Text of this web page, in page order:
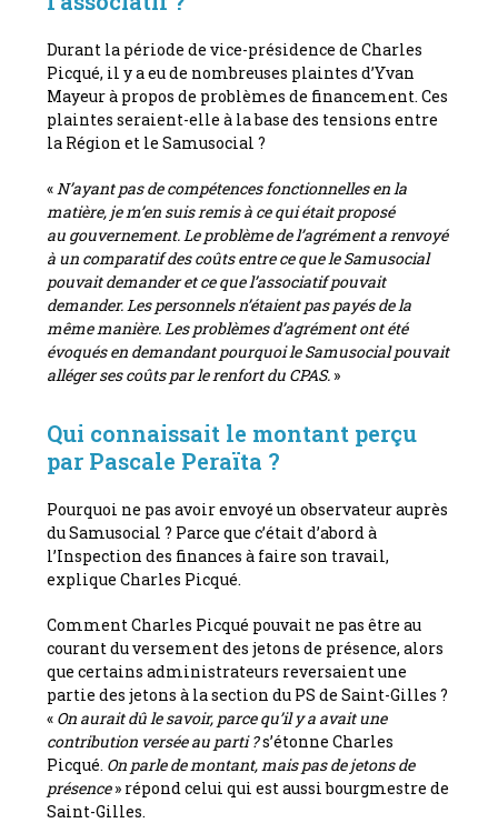
Durant la période de vice-présidence de Charles
Picqué, il y a eu de nombreuses plaintes d’Yvan
Mayeur à propos de problèmes de financement. Ces
plaintes seraient-elle à la base des tensions entre
la Région et le Samusocial ?
«N’ayant pas de compétences fonctionnelles en la
matière, je m’en suis remis à ce qui était proposé
au gouvernement. Le problème de l’agrément a renvoyé
à un comparatif des coûts entre ce que le Samusocial
pouvait demander et ce que l’associatif pouvait
demander. Les personnels n’étaient pas payés de la
même manière. Les problèmes d’agrément ont été
évoqués en demandant pourquoi le Samusocial pouvait
alléger ses coûts par le renfort du CPAS. »
Qui connaissait le montant perçu
par Pascale Peraïta ?
Pourquoi ne pas avoir envoyé un observateur auprès
du Samusocial ? Parce que c’était d’abord à
l’Inspection des finances à faire son travail,
explique Charles Picqué.
Comment Charles Picqué pouvait ne pas être au
courant du versement des jetons de présence, alors
que certains administrateurs reversaient une
partie des jetons à la section du PS de Saint-Gilles ?
« On aurait dû le savoir, parce qu’il y a avait une
contribution versée au parti ?s’étonne Charles
Picqué. On parle de montant, mais pas de jetons de
présence» répond celui qui est aussi bourgmestre de
Saint-Gilles.